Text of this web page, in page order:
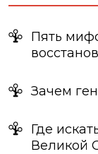
Пять
Зачем
Где
Великой